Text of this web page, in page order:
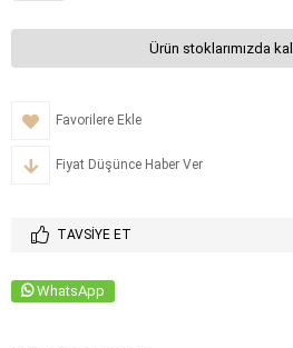
Ürün stoklarımızda
Favorilere Ekle
Fiyat Düşünce Haber Ver
TAVSIYE ET
WhatsApp